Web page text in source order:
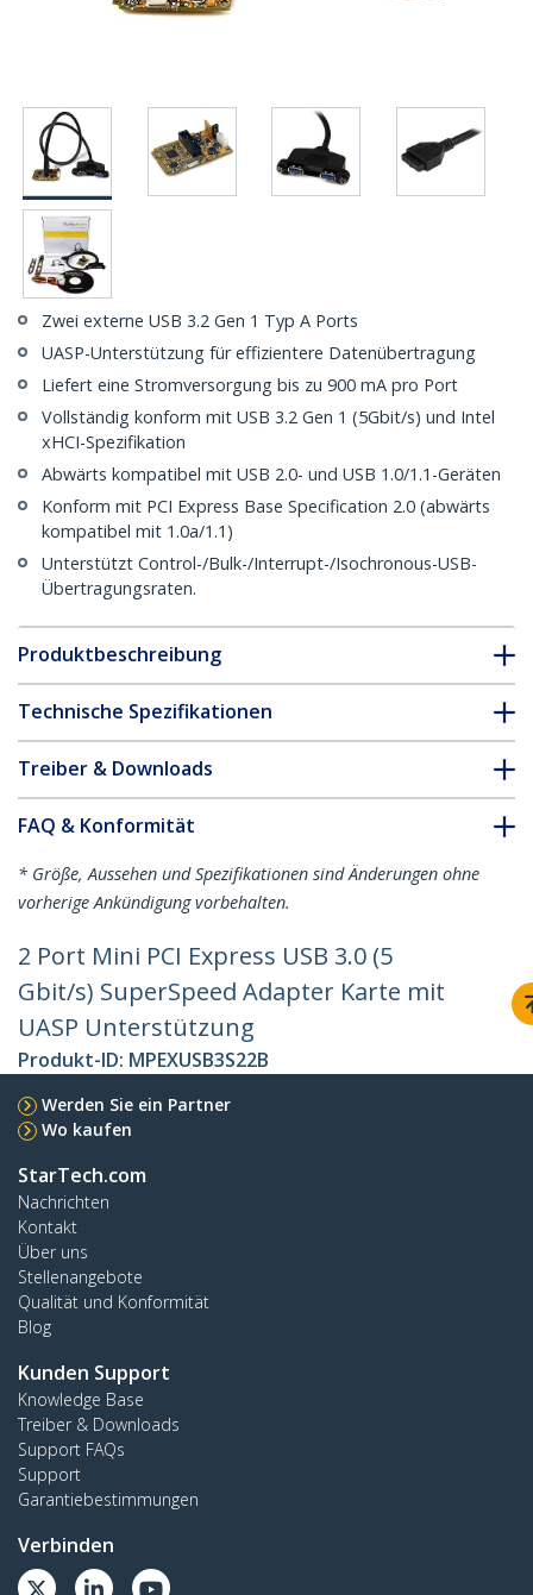
Zwei externe USB 3.2 Gen 1 Typ A Ports
UASP-Unterstützung für effizientere Datenübertragung
Liefert eine Stromversorgung bis zu 900 mA pro Port
Vollständig konform mit USB 3.2 Gen 1 (5Gbit/s) und Intel
xHCI-Spezifikation
Abwärts kompatibel mit USB 2.0- und USB 1.0/1.1-Geräten
Konform mit PCI Express Base Specification 2.0 (abwärts
kompatibel mit 1.0a/1.1)
Unterstützt Control-/Bulk-/Interrupt-/Isochronous-USB-
Übertragungsraten.
Produktbeschreibung
Technische Spezifikationen
Treiber & Downloads
FAQ & Konformität
* Größe, Aussehen und Spezifikationen sind Änderungen ohne
vorherige Ankündigung vorbehalten.
2 Port Mini PCI Express USB 3.0 (5
Gbit/s) SuperSpeed Adapter Karte mit
UASP Unterstützung
Produkt-ID: MPEXUSB3S22B
Werden Sie ein Partner
Wo kaufen
StarTech.com
Nachrichten
Kontakt
Über uns
Stellenangebote
Qualität und Konformität
Blog
Kunden Support
Knowledge Base
Treiber & Downloads
Support FAQs
Support
Garantiebestimmungen
Verbinden